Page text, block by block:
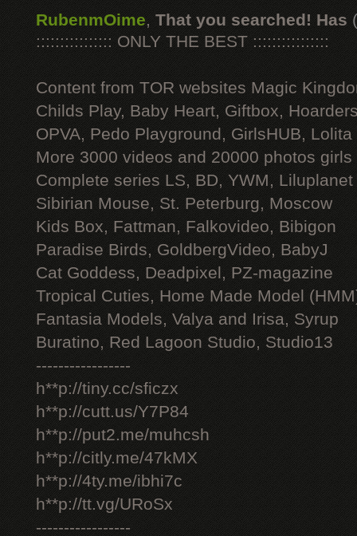
RubenmOime, That you searched! Has
:::::::::::::::: ONLY THE BEST ::::::::::::::::
Content from TOR websites Magic
Childs Play, Baby Heart, Giftbox,
OPVA, Pedo Playground, GirlsHUB, Lolita
More 3000 videos and 20000 photos
Complete series LS, BD, YWM, Liluplanet
Sibirian Mouse, St. Peterburg, Moscow
Kids Box, Fattman, Falkovideo, Bibigon
Paradise Birds, GoldbergVideo, BabyJ
Cat Goddess, Deadpixel, PZ-magazine
Tropical Cuties, Home Made Model
Fantasia Models, Valya and Irisa, Syrup
Buratino, Red Lagoon Studio, Studio13
-----------------
h**p://tiny.cc/sficzx
h**p://cutt.us/Y7P84
h**p://put2.me/muhcsh
h**p://citly.me/47kMX
h**p://4ty.me/ibhi7c
h**p://tt.vg/URoSx
-----------------